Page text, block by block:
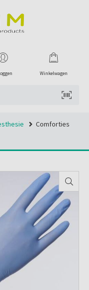
Winkelwagen
Comforties